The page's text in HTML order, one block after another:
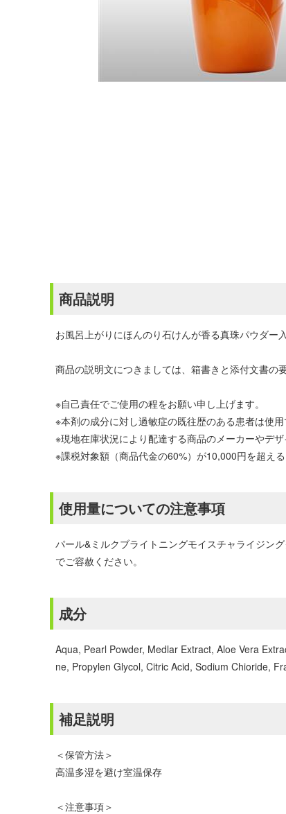
商品説明
お風呂上がりにほんのり石けんが香る真珠パウダー
商品の説明文につきましては、箱書きと添付文書の
※自己責任でご使用の程をお願い申し上げます。
※本剤の成分に対し過敏症の既往歴のある患者は使用
※現地在庫状況により配達する商品のメーカーやデザ
※課税対象額（商品代金の60%）が10,000円を超え
使用量についての注意事項
パール&ミルクブライトニングモイスチャライジン
でご容赦ください。
成分
Aqua, Pearl Powder, Medlar Extract, Aloe Vera
ne, Propylen Glycol, Citric Acid, Sodium Chioride,
補足説明
＜保管方法＞
高温多湿を避け室温保存
＜注意事項＞